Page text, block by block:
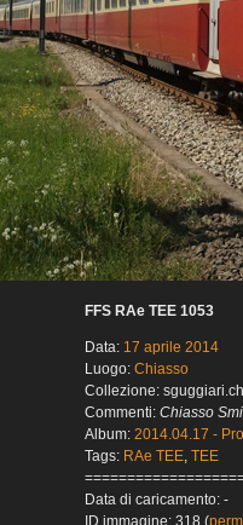
FFS RAe TEE 1053
Data: 17 aprile 2014
Luogo: Chiasso
Collezione: sguggiari.ch
Commenti: Chiasso
Album: 2014.04.17 -
Tags: RAe TEE, TEE
Data di caricamento: -